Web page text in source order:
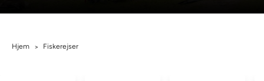
Hjem > Fiskerejser